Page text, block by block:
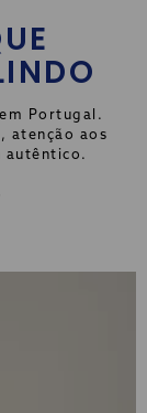
Portugal.
atenção aos
autêntico.